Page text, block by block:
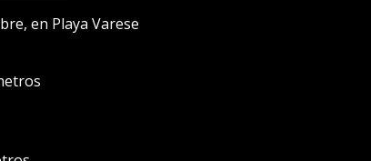
en Playa Varese